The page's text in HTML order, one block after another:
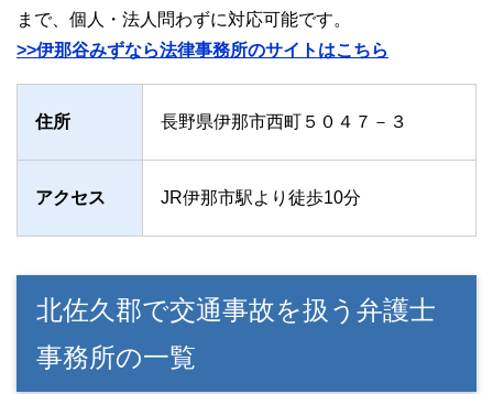
まで、個人・法人問わずに対応可能です。
>>伊那谷みずなら法律事務所のサイトはこちら
住所 長野県伊那市西町５０４７－３
アクセス JR伊那市駅より徒歩10分
北佐久郡で交通事故を扱う弁護士
事務所の一覧